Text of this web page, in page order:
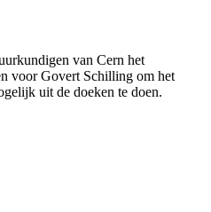
van Cern het
voor Govert Schilling om het
uit de doeken te doen.